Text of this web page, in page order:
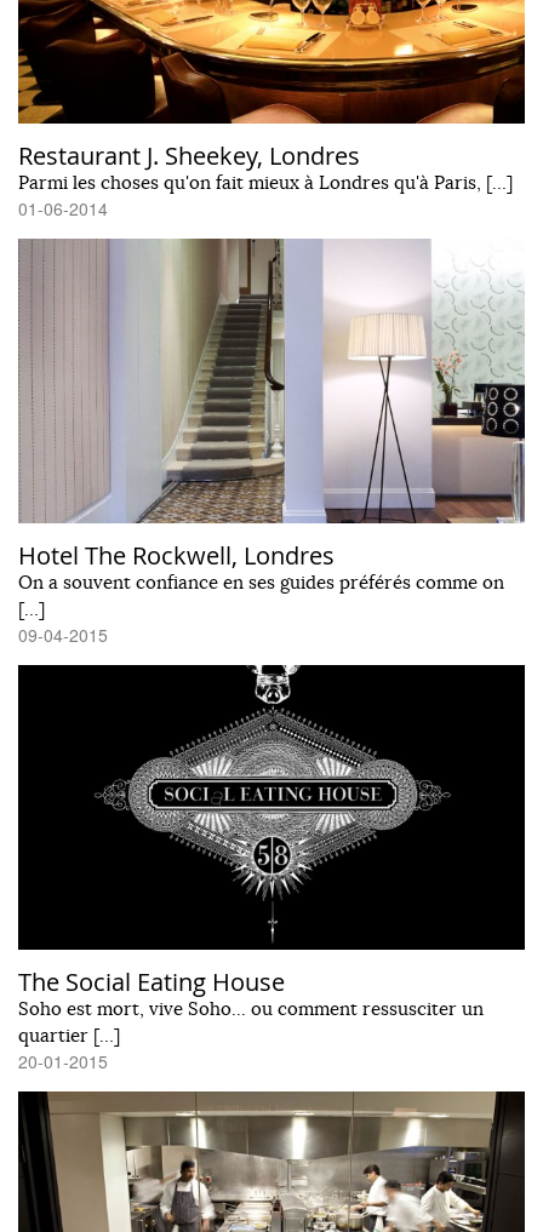
Restaurant J. Sheekey, Londres
Parmi les choses qu'on fait mieux à Londres qu'à Paris, […]
01-06-2014
Hotel The Rockwell, Londres
On a souvent confiance en ses guides préférés comme on
[…]
09-04-2015
The Social Eating House
Soho est mort, vive Soho... ou comment ressusciter un
quartier […]
20-01-2015